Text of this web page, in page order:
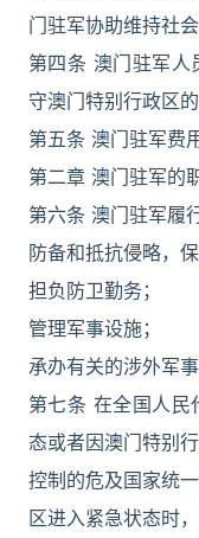
门驻军协助维持社
第四条 澳门驻军人
守澳门特别行政区的
第五条 澳门驻军费
第二章 澳门驻军的
第六条 澳门驻军履
防备和抵抗侵略，
担负防卫勤务；
管理军事设施；
承办有关的涉外军事
第七条 在全国人民
态或者因澳门特别
控制的危及国家统
区进入紧急状态时